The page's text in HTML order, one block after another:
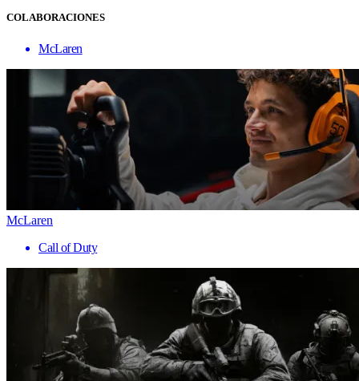
COLABORACIONES
McLaren
McLaren
Call of Duty